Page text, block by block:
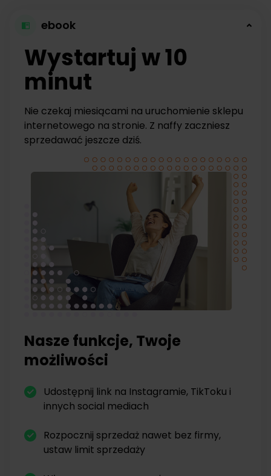
ebook
Wystartuj w 10
minut
Nie czekaj miesiącami na uruchomienie sklepu
internetowego na stronie. Z naffy zaczniesz
sprzedawać jeszcze dziś.
Nasze funkcje, Twoje
możliwości
Udostępnij link na Instagramie, TikToku i
innych social mediach
Rozpocznij sprzedaż nawet bez firmy,
ustaw limit sprzedaży